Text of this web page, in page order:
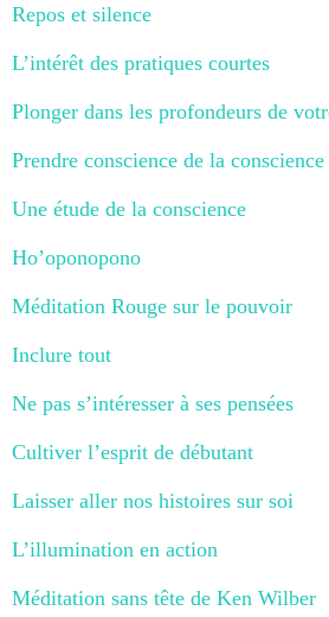
Repos et silence
L’intérêt des pratiques courtes
Plonger dans les profondeurs de
Prendre conscience de la conscience
Une étude de la conscience
Ho’oponopono
Méditation Rouge sur le pouvoir
Inclure tout
Ne pas s’intéresser à ses pensées
Cultiver l’esprit de débutant
Laisser aller nos histoires sur soi
L’illumination en action
Méditation sans tête de Ken Wilber